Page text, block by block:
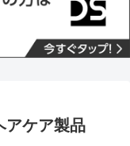
アケア製品